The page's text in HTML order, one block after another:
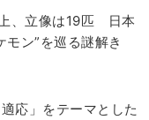
、立像は19匹 日本
ン”を巡る謎解き
応」をテーマとした